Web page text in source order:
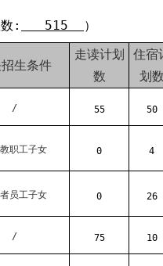
: 515 ）
生条件
走读计划
数
住宿
划数
/ 55 50
职工子女 0 4
员工子女 0 26
/ 75 10